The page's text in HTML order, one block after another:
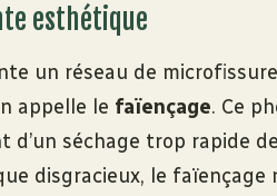
esthétique
un réseau de
appelle le faïençage. Ce
séchage trop rapide
disgracieux, le